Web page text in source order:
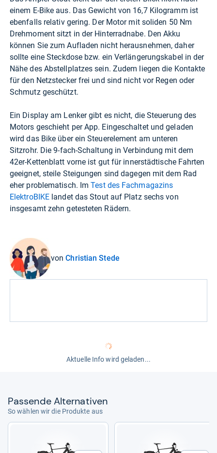
einem E-Bike aus. Das Gewicht von 16,7 Kilogramm ist
ebenfalls relativ gering. Der Motor mit soliden 50 Nm
Drehmoment sitzt in der Hinterradnabe. Den Akku
können Sie zum Aufladen nicht herausnehmen, daher
sollte eine Steckdose bzw. ein Verlängerungskabel in der
Nähe des Abstellplatzes sein. Zudem liegen die Kontakte
für den Netzstecker frei und sind nicht vor Regen oder
Schmutz geschützt.
Ein Display am Lenker gibt es nicht, die Steuerung des
Motors geschieht per App. Eingeschaltet und geladen
wird das Bike über ein Steuerelement am unteren
Sitzrohr. Die 9-fach-Schaltung in Verbindung mit dem
42er-Kettenblatt vorne ist gut für innerstädtische Fahrten
geeignet, steile Steigungen sind dagegen mit dem Rad
eher problematisch. ImTest des Fachmagazins
ElektroBIKE landet das Stout auf Platz sechs von
insgesamt zehn getesteten Rädern.
vonChristian Stede
Aktuelle Info wird geladen...
Pas­sende Alter­na­ti­ven
So wählen wir die Produkte aus